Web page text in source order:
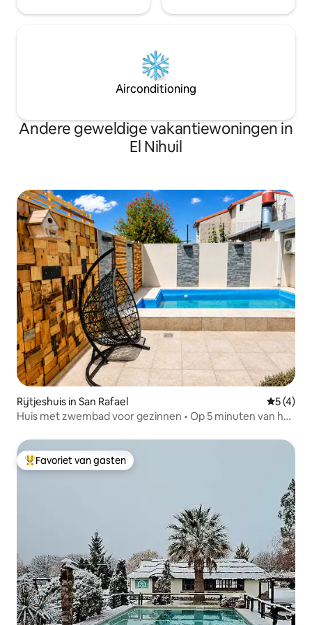
Airconditioning
Andere geweldige vakantiewoningen in
El Nihuil
Rijtjeshuis in San Rafael
5 (4)
Huis met zwembad voor gezinnen • Op 5 minuten van het
Topfavoriet van gasten
Favoriet van gasten